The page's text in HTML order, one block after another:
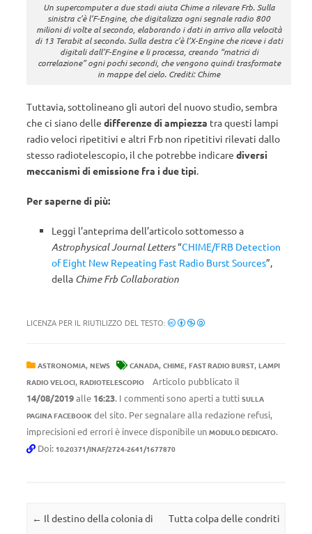
Un supercomputer a due stadi aiuta Chime a rilevare Frb. Sulla
sinistra c’è l’F-Engine, che digitalizza ogni segnale radio 800
milioni di volte al secondo, elaborando i dati in arrivo alla velocità
di 13 Terabit al secondo. Sulla destra c’è l’X-Engine che riceve i dati
digitali dall’F-Engine e li processa, creando “matrici di
correlazione” ogni pochi secondi, che vengono quindi trasformate
in mappe del cielo. Crediti: Chime
Tuttavia, sottolineano gli autori del nuovo studio, sembra
che ci siano delle differenze di ampiezza tra questi lampi
radio veloci ripetitivi e altri Frb non ripetitivi rilevati dallo
stesso radiotelescopio, il che potrebbe indicare diversi
meccanismi di emissione fra i due tipi.
Per saperne di più:
Leggi l’anteprima dell’articolo sottomesso a
Astrophysical Journal Letters“CHIME/FRB Detection
of Eight New Repeating Fast Radio Burst Sources”,
della Chime Frb Collaboration
LICENZA PER IL RIUTILIZZO DEL TESTO:
ASTRONOMIA, NEWS CANADA, CHIME, FAST RADIO BURST, LAMPI
RADIO VELOCI, RADIOTELESCOPIO
Articolo pubblicato il
14/08/2019alle 16:23. I commenti sono aperti a tutti SULLA
PAGINA FACEBOOK del sito. Per segnalare alla redazione refusi,
imprecisioni ed errori è invece disponibile un MODULO DEDICATO.
Doi: 10.20371/INAF/2724-2641/1677870
Navigazione articolo
← Il destino della colonia di
Tutta colpa delle condriti